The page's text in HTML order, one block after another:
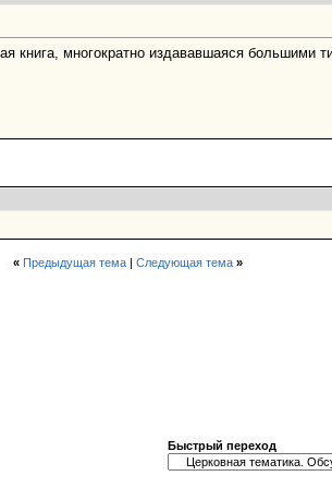
книга, многократно издававшаяся большими
« Предыдущая тема| Следующая тема »
Быстрый переход